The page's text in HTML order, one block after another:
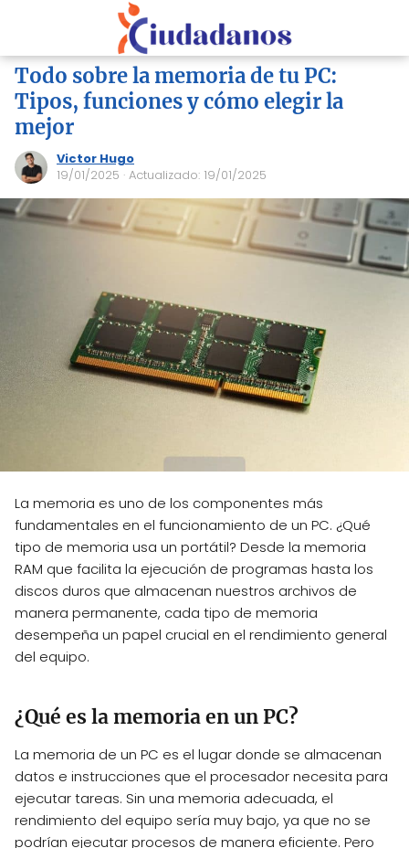
Todo sobre la memoria de tu PC:
Tipos, funciones y cómo elegir la
mejor
Victor Hugo
19/01/2025 · Actualizado: 19/01/2025
La memoria es uno de los componentes más
fundamentales en el funcionamiento de un PC. ¿Qué
tipo de memoria usa un portátil? Desde la memoria
RAM que facilita la ejecución de programas hasta los
discos duros que almacenan nuestros archivos de
manera permanente, cada tipo de memoria
desempeña un papel crucial en el rendimiento general
del equipo.
¿Qué es la memoria en un PC?
La memoria de un PC es el lugar donde se almacenan
datos e instrucciones que el procesador necesita para
ejecutar tareas. Sin una memoria adecuada, el
rendimiento del equipo sería muy bajo, ya que no se
podrían ejecutar procesos de manera eficiente. Pero